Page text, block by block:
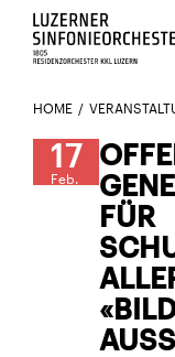
HOME
17
Feb.
FÜR